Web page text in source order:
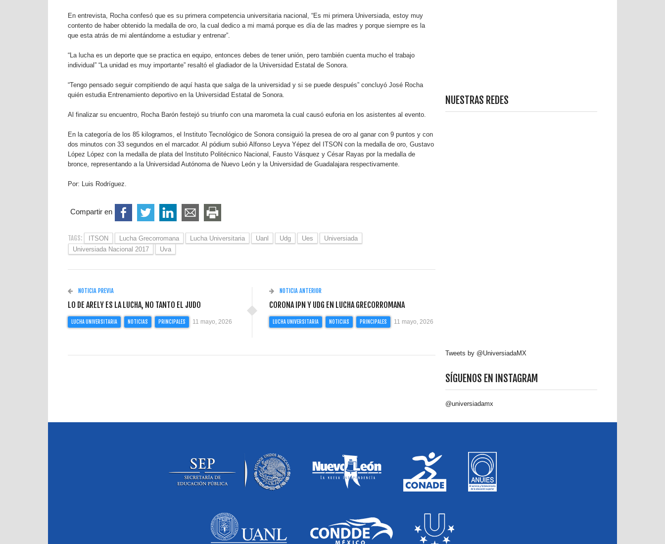
En entrevista, Rocha confesó que es su primera competencia universitaria nacional, “Es mi primera Universiada, estoy muy
contento de haber obtenido la medalla de oro, la cual dedico a mi mamá porque es día de las madres y porque siempre es la
que esta atrás de mi alentándome a estudiar y entrenar”.
“La lucha es un deporte que se practica en equipo, entonces debes de tener unión, pero también cuenta mucho el trabajo
individual” “La unidad es muy importante” resaltó el gladiador de la Universidad Estatal de Sonora.
“Tengo pensado seguir compitiendo de aquí hasta que salga de la universidad y si se puede después” concluyó José Rocha
quién estudia Entrenamiento deportivo en la Universidad Estatal de Sonora.
Al finalizar su encuentro, Rocha Barón festejó su triunfo con una marometa la cual causó euforia en los asistentes al evento.
En la categoría de los 85 kilogramos, el Instituto Tecnológico de Sonora consiguió la presea de oro al ganar con 9 puntos y con
dos minutos con 33 segundos en el marcador. Al pódium subió Alfonso Leyva Yépez del ITSON con la medalla de oro, Gustavo
López López con la medalla de plata del Instituto Politécnico Nacional, Fausto Vásquez y César Rayas por la medalla de
bronce, representando a la Universidad Autónoma de Nuevo León y la Universidad de Guadalajara respectivamente.
Por: Luis Rodríguez.
Compartir en
TAGS: ITSON Lucha Grecorromana Lucha Universitaria Uanl Udg Ues
Universiada
Universiada Nacional 2017
Uva
NOTICIA PREVIA
LO DE ARELY ES LA LUCHA, NO TANTO EL JUDO
LUCHA UNIVERSITARIA NOTICIAS PRINCIPALES 11 mayo, 2026
NOTICIA ANTERIOR
CORONA IPN Y UDG EN LUCHA GRECORROMANA
LUCHA UNIVERSITARIA NOTICIAS PRINCIPALES 11 mayo, 2026
NUESTRAS REDES
Tweets by @UniversiadaMX
SÍGUENOS EN INSTAGRAM
@universiadamx